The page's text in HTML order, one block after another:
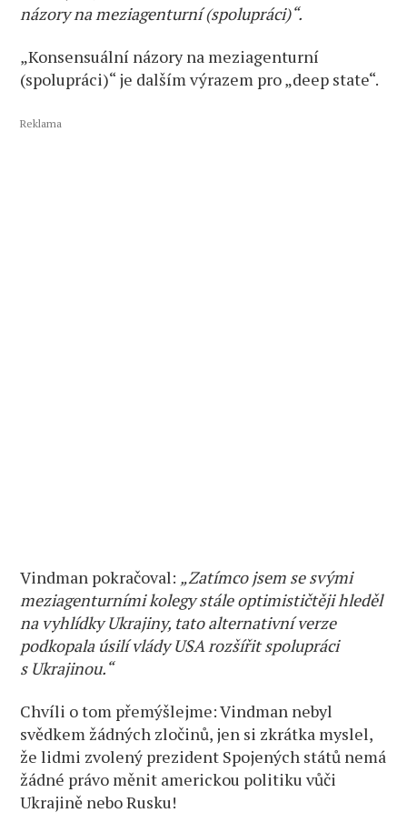
názory na meziagenturní (spolupráci)“.
„Konsensuální názory na meziagenturní
(spolupráci)“ je dalším výrazem pro „deep state“.
Reklama
Vindman pokračoval: „Zatímco jsem se svými
meziagenturními kolegy stále optimističtěji hleděl
na vyhlídky Ukrajiny, tato alternativní verze
podkopala úsilí vlády USA rozšířit spolupráci
s Ukrajinou.“
Chvíli o tom přemýšlejme: Vindman nebyl
svědkem žádných zločinů, jen si zkrátka myslel,
že lidmi zvolený prezident Spojených států nemá
žádné právo měnit americkou politiku vůči
Ukrajině nebo Rusku!